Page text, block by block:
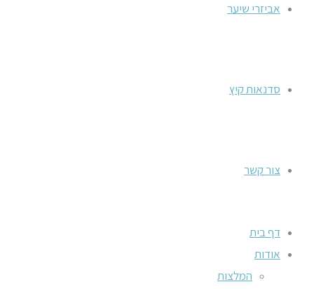
אביזרי שיער
סדנאות קיץ
צור קשר
דף בית
אודות
המלצות